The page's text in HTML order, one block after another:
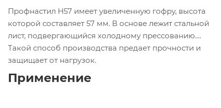
Профнастил Н57 имеет увеличенную гофру, высота
которой составляет 57 мм. В основе лежит стальной
лист, подвергающийся холодному прессованию.
Такой способ производства предает прочности и
защищает от нагрузок.
Применение